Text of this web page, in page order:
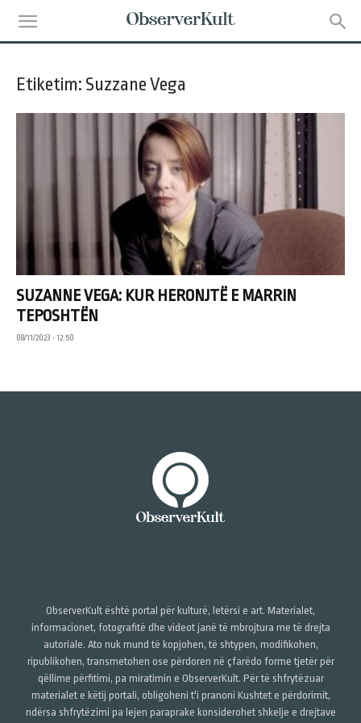
Etiketim: Suzzane Vega
SUZANNE VEGA: KUR HERONJTË E MARRIN
TEPOSHTËN
08/11/2023 • 12:50
ObserverKult është portal për kulturë, letërsi e art. Materialet,
informacionet, fotografitë dhe videot janë të mbrojtura me të drejta
autoriale. Ato nuk mund të kopjohen, të shtypen, modifikohen,
ripublikohen, transmetohen ose përdoren në çfarëdo forme tjetër për
qëllime përfitimi, pa miratimin e ObserverKult. Për të shfrytëzuar
materialet e këtij portali, obligoheni t'i pranoni Kushtet e përdorimit,
ndërsa shfrytëzimi pa lejen paraprake konsiderohet shkelje e drejtave